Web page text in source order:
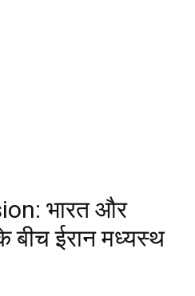
भारत और
बीच ईरान मध्यस्थ